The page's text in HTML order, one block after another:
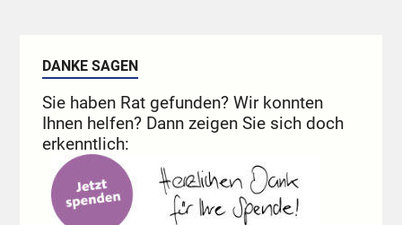
DANKE SAGEN
Sie haben Rat gefunden? Wir konnten
Ihnen helfen? Dann zeigen Sie sich doch
erkenntlich: